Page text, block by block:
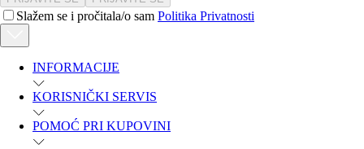
Slažem se i pročitala/o sam Politika Privatnosti
INFORMACIJE
KORISNIČKI SERVIS
POMOĆ PRI KUPOVINI